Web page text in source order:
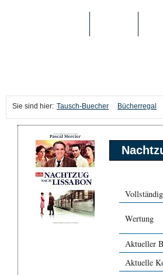
Sie sind hier: Tausch-Buecher Bücherregal
Wertung
Aktueller
Aktuelle